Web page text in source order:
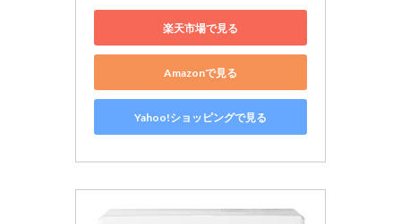
楽天市場で見る
Amazonで見る
Yahoo!ショッピングで見る